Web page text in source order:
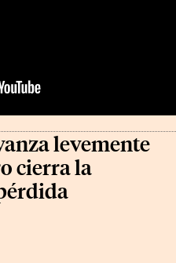
levemente
cierra la